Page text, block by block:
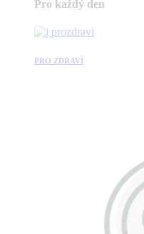
Pro každý den
PRO ZDRAVÍ